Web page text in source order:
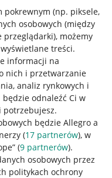
pokrewnym (np. piksele,
osobowych (między
przeglądarki), możemy
treści.
informacji na
nich i przetwarzanie
analiz rynkowych i
będzie odnaleźć Ci w
potrzebujesz.
będzie Allegro a
(17 partnerów), w
(9 partnerów).
osobowych przez
politykach ochrony